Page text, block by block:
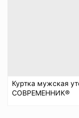
Куртка мужская
СОВРЕМЕННИК®